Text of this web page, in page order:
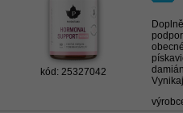
kód: 25327042